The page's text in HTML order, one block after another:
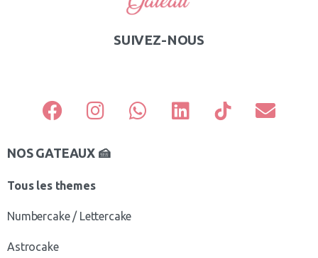
SUIVEZ-NOUS
NOS GATEAUX 🍰
Tous les themes
Numbercake / Lettercake
Astrocake